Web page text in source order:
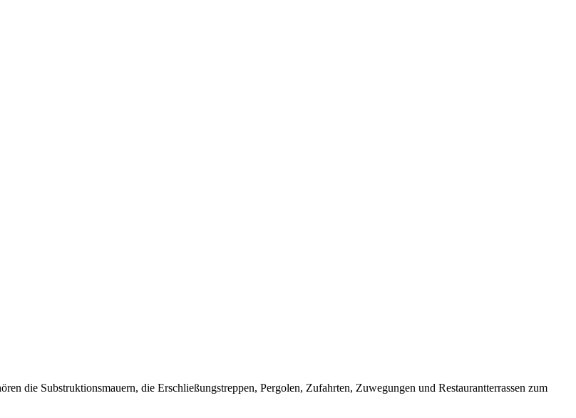
die Substruktionsmauern, die Erschließungstreppen, Pergolen, Zufahrten, Zuwegungen und Restaurantterrassen zum